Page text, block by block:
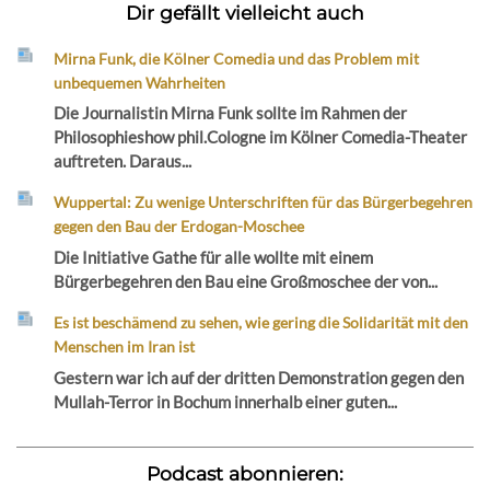
Dir gefällt vielleicht auch
Mirna Funk, die Kölner Comedia und das Problem mit
unbequemen Wahrheiten
Die Journalistin Mirna Funk sollte im Rahmen der
Philosophieshow phil.Cologne im Kölner Comedia-Theater
auftreten. Daraus...
Wuppertal: Zu wenige Unterschriften für das Bürgerbegehren
gegen den Bau der Erdogan-Moschee
Die Initiative Gathe für alle wollte mit einem
Bürgerbegehren den Bau eine Großmoschee der von...
Es ist beschämend zu sehen, wie gering die Solidarität mit den
Menschen im Iran ist
Gestern war ich auf der dritten Demonstration gegen den
Mullah-Terror in Bochum innerhalb einer guten...
Podcast abonnieren: